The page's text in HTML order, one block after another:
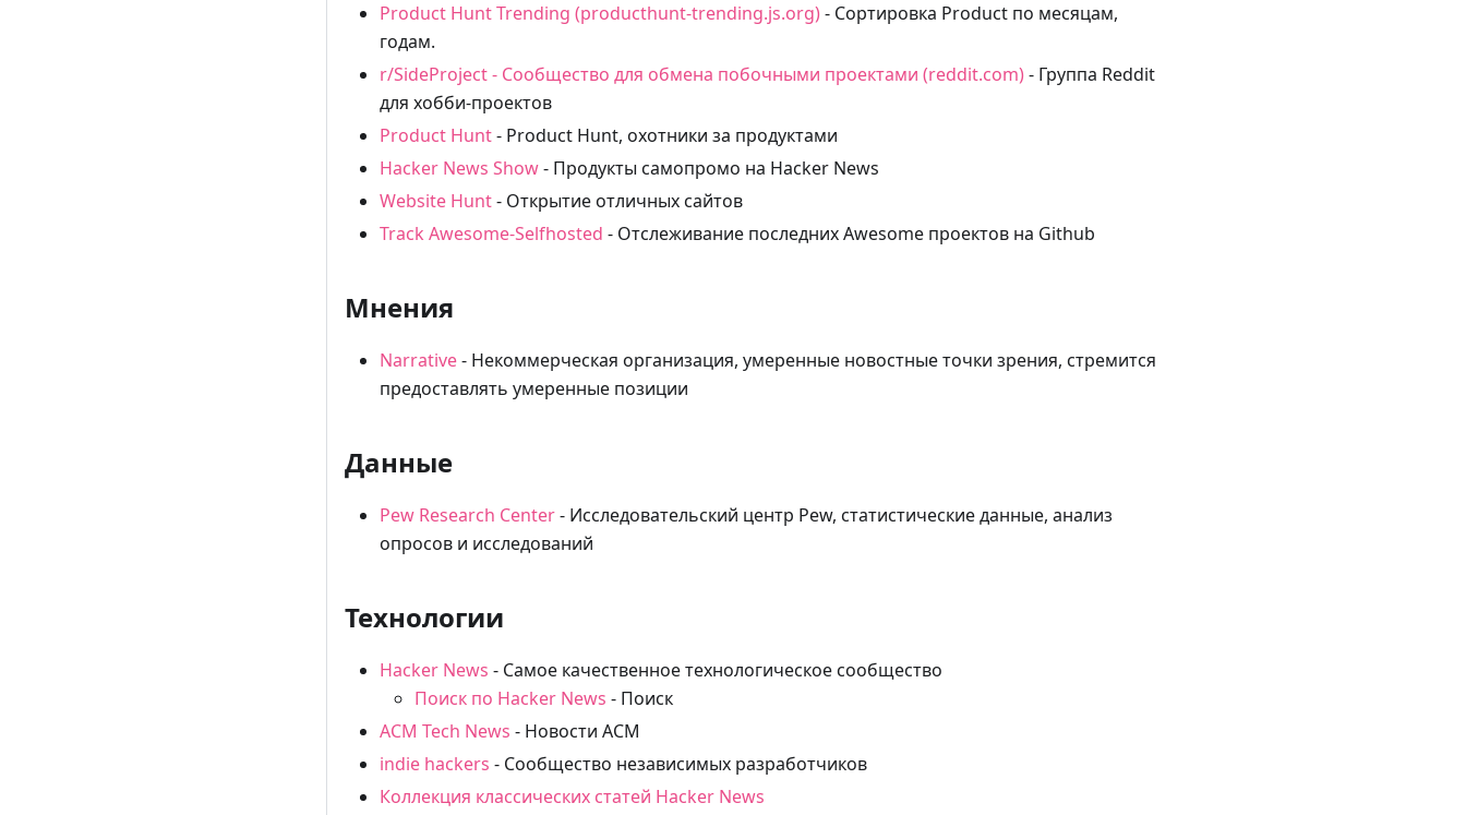
Product Hunt Trending (producthunt-trending.js.org)- Сортировка Product по месяцам,
годам.
r/SideProject - Сообщество для обмена побочными проектами (reddit.com)- Группа Reddit
для хобби-проектов
Product Hunt- Product Hunt, охотники за продуктами
Hacker News Show- Продукты самопромо на Hacker News
Website Hunt- Открытие отличных сайтов
Track Awesome-Selfhosted - Отслеживание последних Awesome проектов на Github
Мнения
Narrative- Некоммерческая организация, умеренные новостные точки зрения, стремится
предоставлять умеренные позиции
Данные
Pew Research Center- Исследовательский центр Pew, статистические данные, анализ
опросов и исследований
Технологии
Hacker News - Самое качественное технологическое сообщество
Поиск по Hacker News - Поиск
ACM Tech News - Новости ACM
indie hackers - Сообщество независимых разработчиков
Коллекция классических статей Hacker News